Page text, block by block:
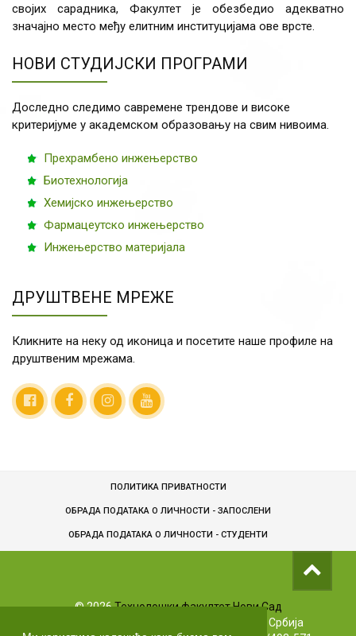
својих сарадника, Факултет је обезбедио адекватно
значајно место међу елитним институцијама ове врсте.
НОВИ СТУДИЈСКИ ПРОГРАМИ
Доследно следимо савремене трендове и високе
критеријуме у академском образовању на свим нивоима.
Прехрамбено инжењерство
Биотехнологија
Хемијско инжењерство
Фармацеутско инжењерство
Инжењерство материјала
ДРУШТВЕНЕ МРЕЖЕ
Кликните на неку од иконица и посетите наше профиле на
друштвеним мрежама.
ПОЛИТИКА ПРИВАТНОСТИ
ОБРАДА ПОДАТАКА О ЛИЧНОСТИ - ЗАПОСЛЕНИ
ОБРАДA ПОДАТАКА О ЛИЧНОСТИ - СТУДЕНТИ
©2026Технолошки факултет Нови Сад
Булевар цара Лазара 1, 21102 Нови Сад, Србија